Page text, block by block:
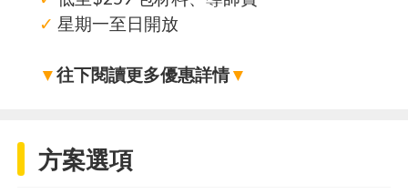
✓ 星期一至日開放
▼往下閱讀更多優惠詳情▼
方案選項